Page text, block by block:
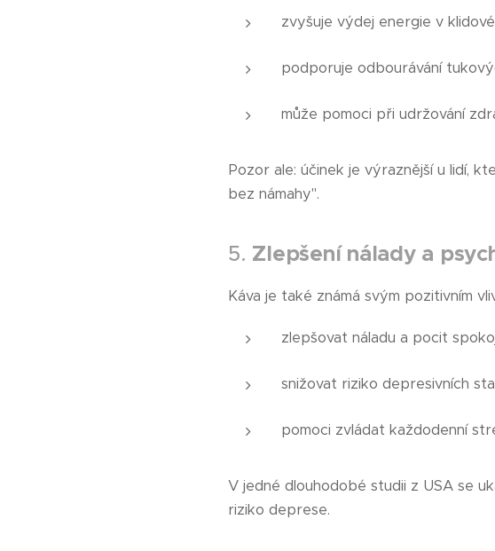
zvyšuje výdej energie v
podporuje odbourávání
může pomoci při udržování
Pozor ale: účinek je výraznější u lidí,
bez námahy".
5. Zlepšení nálady a
Káva je také známá svým pozitivním
zlepšovat náladu a pocit
snižovat riziko depresivních
pomoci zvládat každodenní
V jedné dlouhodobé studii z USA se
riziko deprese.